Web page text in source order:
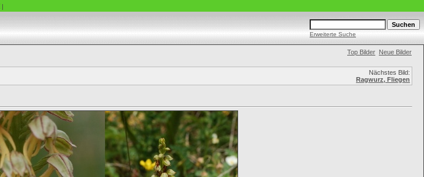
|
Erweiterte Suche
Top Bilder Neue Bilder
Nächstes Bild:
Ragwurz, Fliegen